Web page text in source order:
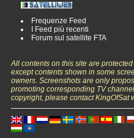
Frequenze Feed
I Feed più recenti
Forum sul satellite FTA
All contents on this site are
except contents shown in some
owners. Screenshots are only
promoting corresponding TV
copyright, please contact KingOfSat